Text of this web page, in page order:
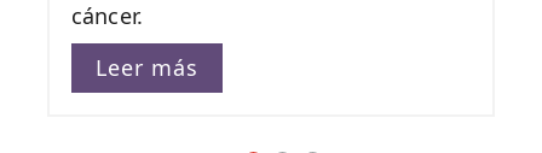
cáncer.
Leer más